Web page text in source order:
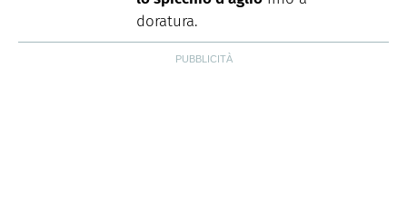
doratura.